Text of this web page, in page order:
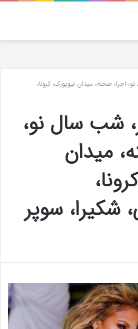
اجرا، صحنه، میدان نیویورک، کرونا،
شب سال نو،
میدان
شکیرا، سوپر